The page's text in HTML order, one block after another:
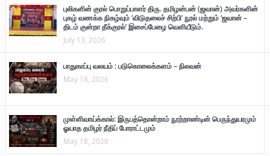
புலிகளின் குரல் பொறுப்பாளர் திரு. தமிழன்பன் (ஜவான்) அவர்களின்
புகழ் வணக்க நிகழ்வும் ‘விடுதலைச் சிற்பி’ நூல் மற்றும் ‘ஜவான் –
திடம் குன்றா தீக்குரல்’ இசைப்பேழை வெளியீடும்.
July 13, 2026
பாதுகாப்பு வலயம் : படுகொலைக்களம் – நிலவன்
May 18, 2026
முள்ளிவாய்க்கால்: இருபத்தொன்றாம் நூற்றாண்டின் பெருந்துயரமும்
ஓயாத தமிழர் நீதிப் போராட்டமும்
May 18, 2026